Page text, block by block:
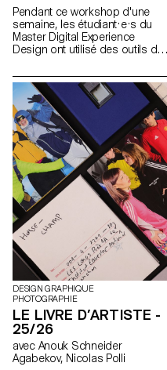
Pendant ce workshop d'une
semaine, les étudiant·e·s du
Master Digital Experience
Design ont utilisé des outils de
décomposer des clips
musicaux en leurs éléments
constitutifs : scènes
segmentées, gestes détectés,
couleurs extraites, beats
analysés, stems audio
séparés, transformant des
objets audiovisuels linéaires en
jeux de données structurées.
Ces composants ont ensuite
été réinventés sous forme de
systèmes interactifs et non
linéaires : cartes explorables,
timelines génératives,
interfaces rythmiques et
structures auto-
recomposables, construites
avec le framework OPENRNDR.
DESIGN GRAPHIQUE
PHOTOGRAPHIE
LE LIVRE D’ARTISTE -
25/26
avec Anouk Schneider
Agabekov, Nicolas Polli